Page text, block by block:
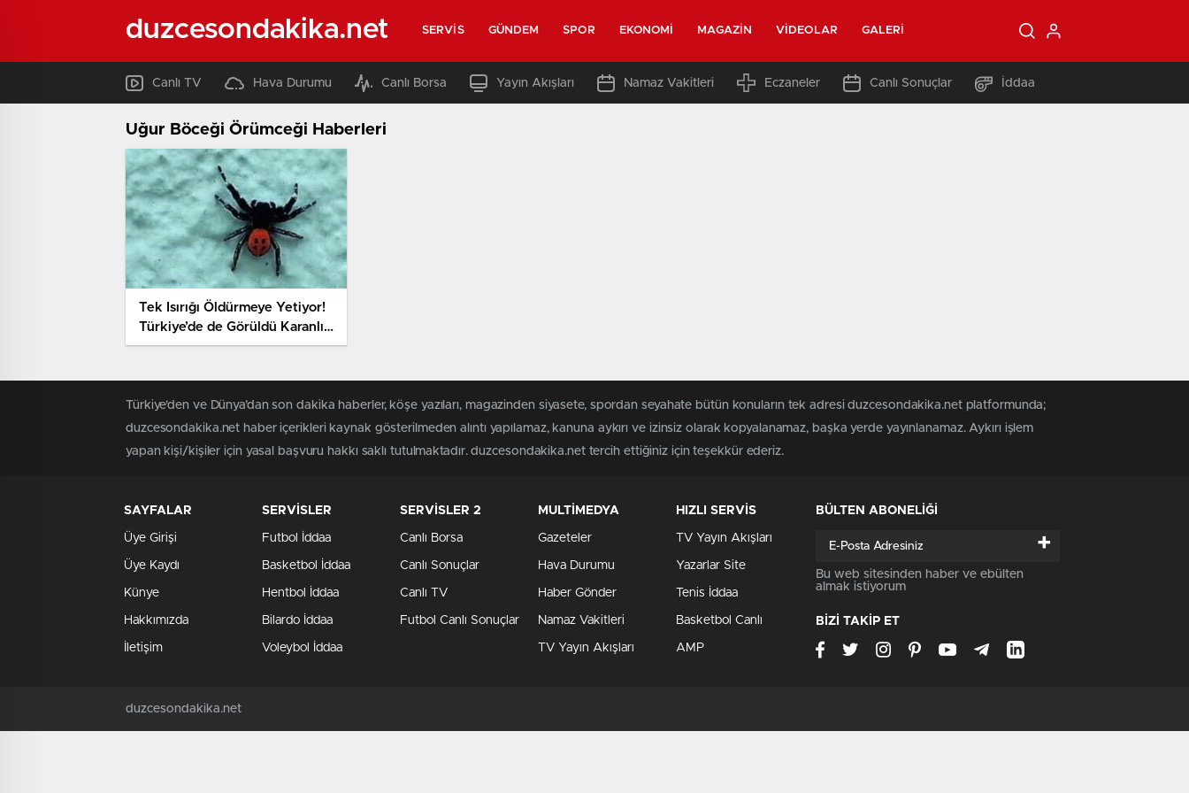
duzcesondakika.net SERVIS GÜNDEM SPOR EKONOMI MAGAZIN VIDEOLAR GALERI
Canlı TV Hava Durumu Canlı Borsa Yayın Akışları Namaz Vakitleri Eczaneler Canlı Sonuçlar İddaa
Uğur Böceği Örümceği Haberleri
Tek Isırığı Öldürmeye Yetiyor!
Türkiye’de de Görüldü Karanlık
Alanlara Dikkat…
Türkiye'den ve Dünya’dan son dakika haberler, köşe yazıları, magazinden siyasete, spordan seyahate bütün konuların tek adresi duzcesondakika.net platformunda;
duzcesondakika.net haber içerikleri kaynak gösterilmeden alıntı yapılamaz, kanuna aykırı ve izinsiz olarak kopyalanamaz, başka yerde yayınlanamaz. Aykırı işlem
yapan kişi/kişiler için yasal başvuru hakkı saklı tutulmaktadır. duzcesondakika.net tercih ettiğiniz için teşekkür ederiz.
SAYFALAR
Üye Girişi
Üye Kaydı
Künye
Hakkımızda
İletişim
SERVİSLER
Futbol İddaa
Basketbol İddaa
Hentbol İddaa
Bilardo İddaa
Voleybol İddaa
SERVİSLER 2
Canlı Borsa
Canlı Sonuçlar
Canlı TV
Futbol Canlı Sonuçlar
MULTİMEDYA
Gazeteler
Hava Durumu
Haber Gönder
Namaz Vakitleri
TV Yayın Akışları
HIZLI SERVİS
TV Yayın Akışları
Yazarlar Site
Tenis İddaa
Basketbol Canlı
AMP
BÜLTEN ABONELİĞİ
+
Bu web sitesinden haber ve ebülten
almak istiyorum
BİZİ TAKİP ET
duzcesondakika.net